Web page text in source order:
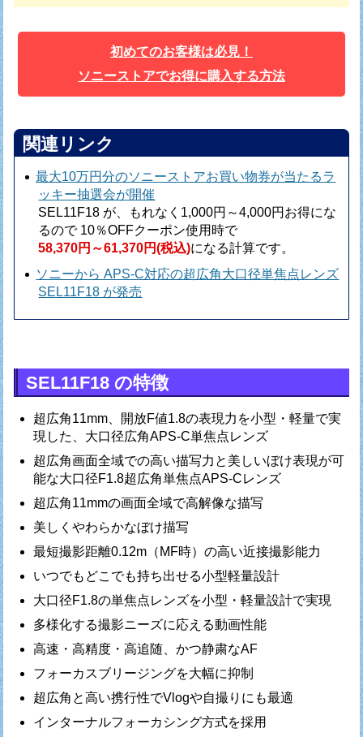
初めてのお客様は必見！
ソニーストアでお得に購入する方法
関連リンク
最大10万円分のソニーストアお買い物券が当たるラ
ッキー抽選会が開催
SEL11F18 が、もれなく1,000円～4,000円お得にな
るので 10％OFFクーポン使用時で
58,370円～61,370円(税込)になる計算です。
ソニーから APS-C対応の超広角大口径単焦点レンズ
SEL11F18 が発売
SEL11F18 の特徴
超広角11mm、開放F値1.8の表現力を小型・軽量で実
現した、大口径広角APS-C単焦点レンズ
超広角画面全域での高い描写力と美しいぼけ表現が可
能な大口径F1.8超広角単焦点APS-Cレンズ
超広角11mmの画面全域で高解像な描写
美しくやわらかなぼけ描写
最短撮影距離0.12m（MF時）の高い近接撮影能力
いつでもどこでも持ち出せる小型軽量設計
大口径F1.8の単焦点レンズを小型・軽量設計で実現
多様化する撮影ニーズに応える動画性能
高速・高精度・高追随、かつ静粛なAF
フォーカスブリージングを大幅に抑制
超広角と高い携行性でVlogや自撮りにも最適
インターナルフォーカシング方式を採用